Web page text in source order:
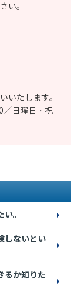
い。
いたします。
／日曜日・祝
。
しないとい
るか知りた